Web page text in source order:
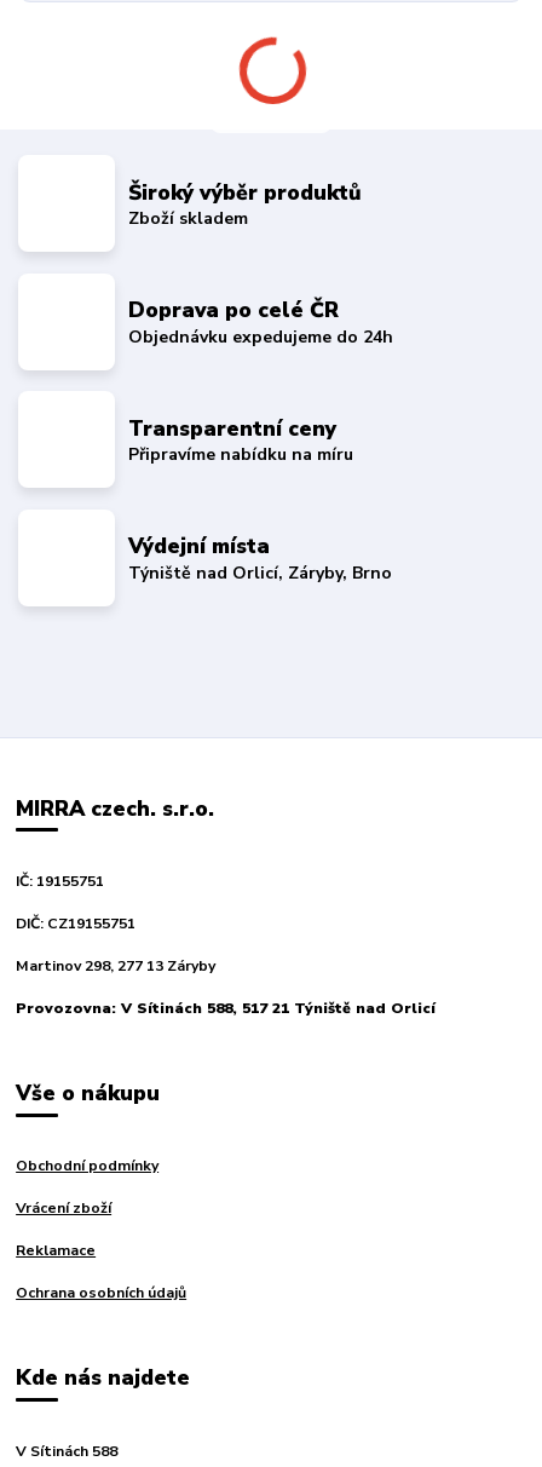
Široký výběr produktů
Zboží skladem
Doprava po celé ČR
Objednávku expedujeme do 24h
Transparentní ceny
Připravíme nabídku na míru
Výdejní místa
Týniště nad Orlicí, Záryby, Brno
MIRRA czech. s.r.o.
IČ: 19155751
DIČ: CZ19155751
Martinov 298, 277 13 Záryby
Provozovna: V Sítinách 588, 517 21 Týniště nad Orlicí
Vše o nákupu
Obchodní podmínky
Vrácení zboží
Reklamace
Ochrana osobních údajů
Kde nás najdete
V Sítinách 588